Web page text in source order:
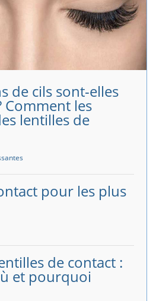
de cils sont-elles
Comment les
lentilles de
pour les plus
de contact :
et pourquoi